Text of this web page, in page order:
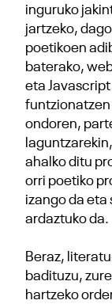
inguruko
jartzeko,
poetikoen
baterako,
eta
funtzionatzen
ondoren,
ahalko ditu
orri poetiko
izango da eta
ardaztuko da.
Beraz,
badituzu,
hartzeko